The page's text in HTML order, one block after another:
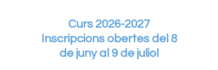
Curs 2026-2027
Inscripcions obertes del 8
de juny al 9 de juliol